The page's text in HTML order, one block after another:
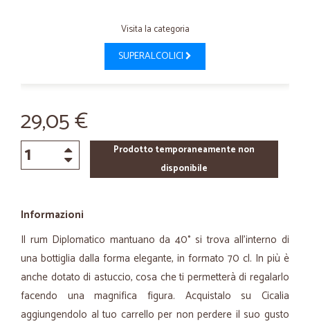
Visita la categoria
SUPERALCOLICI
29,05 €
Prodotto temporaneamente non
disponibile
Informazioni
Il rum Diplomatico mantuano da 40° si trova all’interno di
una bottiglia dalla forma elegante, in formato 70 cl. In più è
anche dotato di astuccio, cosa che ti permetterà di regalarlo
facendo una magnifica figura. Acquistalo su Cicalia
aggiungendolo al tuo carrello per non perdere il suo gusto